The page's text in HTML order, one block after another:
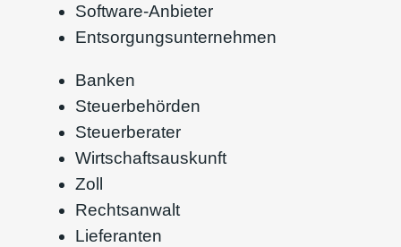
Software-Anbieter
Entsorgungsunternehmen
Banken
Steuerbehörden
Steuerberater
Wirtschaftsauskunft
Zoll
Rechtsanwalt
Lieferanten